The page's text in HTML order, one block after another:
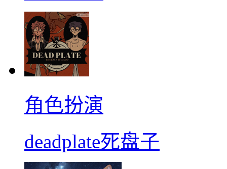
角色扮演
deadplate死盘子